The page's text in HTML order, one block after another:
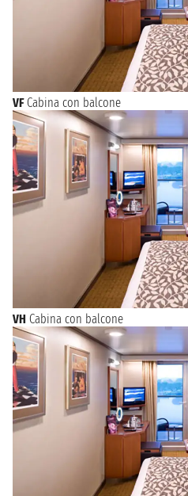
VF Cabina con balcone
VH Cabina con balcone